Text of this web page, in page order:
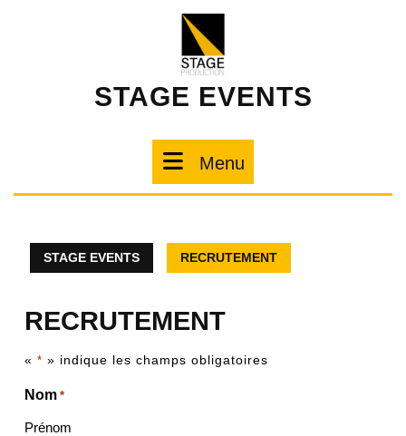
STAGE EVENTS
Menu
STAGE EVENTS RECRUTEMENT
RECRUTEMENT
« * » indique les champs obligatoires
Nom *
Prénom